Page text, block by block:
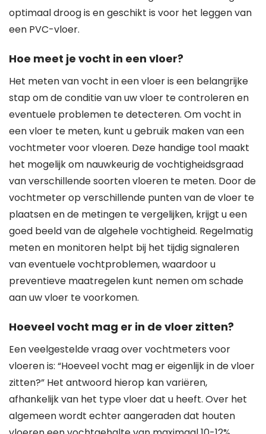
optimaal droog is en geschikt is voor het leggen van
een PVC-vloer.
Hoe meet je vocht in een vloer?
Het meten van vocht in een vloer is een belangrijke
stap om de conditie van uw vloer te controleren en
eventuele problemen te detecteren. Om vocht in
een vloer te meten, kunt u gebruik maken van een
vochtmeter voor vloeren. Deze handige tool maakt
het mogelijk om nauwkeurig de vochtigheidsgraad
van verschillende soorten vloeren te meten. Door de
vochtmeter op verschillende punten van de vloer te
plaatsen en de metingen te vergelijken, krijgt u een
goed beeld van de algehele vochtigheid. Regelmatig
meten en monitoren helpt bij het tijdig signaleren
van eventuele vochtproblemen, waardoor u
preventieve maatregelen kunt nemen om schade
aan uw vloer te voorkomen.
Hoeveel vocht mag er in de vloer zitten?
Een veelgestelde vraag over vochtmeters voor
vloeren is: “Hoeveel vocht mag er eigenlijk in de vloer
zitten?” Het antwoord hierop kan variëren,
afhankelijk van het type vloer dat u heeft. Over het
algemeen wordt echter aangeraden dat houten